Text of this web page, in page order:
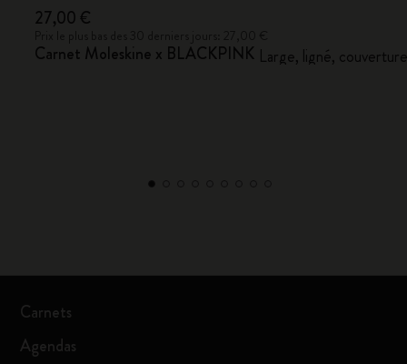
27,00 €
Carnet Moleskine x BLACKPINK Large, ligné,
Carnets
Agendas